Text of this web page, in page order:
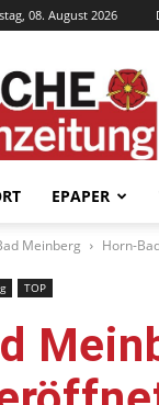
08. August 2026
Lippische
Wochenzeitung
–
LWZ24.de
EPAPER
Meinberg Horn-
TOP